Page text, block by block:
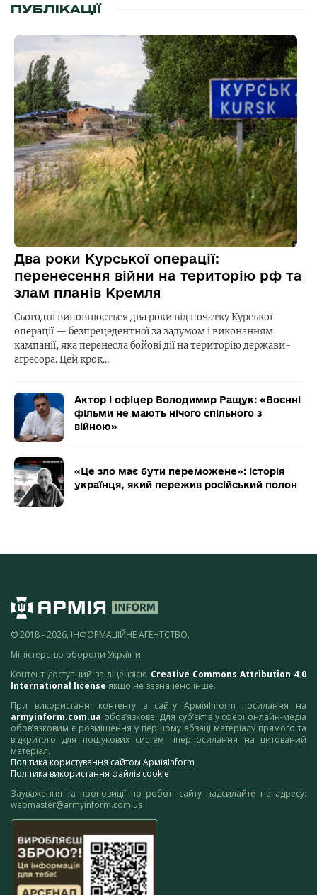
ПУБЛІКАЦІЇ
Два роки Курської операції:
перенесення війни на територію рф та
злам планів Кремля
Сьогодні виповнюється два роки від початку Курської
операції — безпрецедентної за задумом і виконанням
кампанії, яка перенесла бойові дії на територію держави-
агресора. Цей крок…
Актор і офіцер Володимир Ращук: «Воєнні
фільми не мають нічого спільного з
війною»
«Це зло має бути переможене»: історія
українця, який пережив російський полон
© 2018 - 2026, ІНФОРМАЦІЙНЕ АГЕНТСТВО,
Міністерство оборони України
Контент доступний за ліцензією Creative Commons Attribution 4.0
International license якщо не зазначено інше.
При використанні контенту з сайту АрміяInform посилання на
armyinform.com.ua обов’язкове. Для суб’єктів у сфері онлайн-медіа
обов’язковим є розміщення у першому абзаці матеріалу прямого та
відкритого для пошукових систем гіперпосилання на цитований
матеріал.
Політика користування сайтом АрміяInform
Політика використання файлів cookie
Зауваження та пропозиції по роботі сайту надсилайте на адресу:
webmaster@armyinform.com.ua